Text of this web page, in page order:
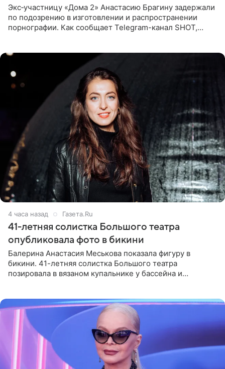
Экс‑участницу «Дома 2» Анастасию Брагину задержали
по подозрению в изготовлении и распространении
порнографии. Как сообщает Telegram-канал SHOT,
4 часа назад Газета.Ru
41-летняя солистка Большого театра
опубликовала фото в бикини
Балерина Анастасия Меськова показала фигуру в
бикини. 41-летняя солистка Большого театра
позировала в вязаном купальнике у бассейна и